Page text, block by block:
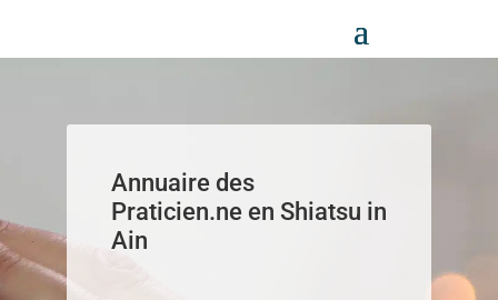
Annuaire des
Praticien.ne en Shiatsu in
Ain